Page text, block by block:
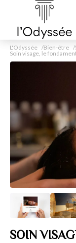
L'Odyssée Bien-être
Soin visage, le
SOIN